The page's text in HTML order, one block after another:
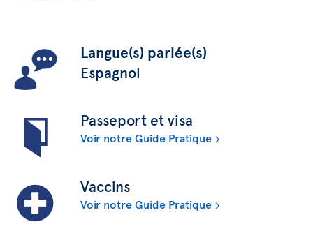
Langue(s) parlée(s)
Espagnol
Passeport et visa
Voir notre Guide Pratique
Vaccins
Voir notre Guide Pratique